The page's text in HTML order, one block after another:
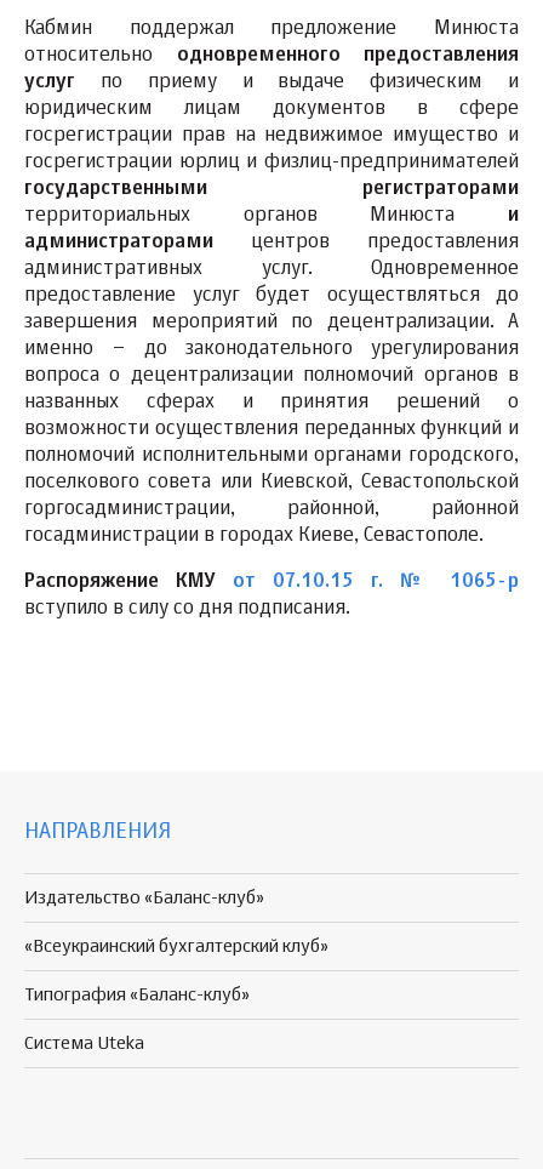
Кабмин поддержал предложение Минюста
относительно одновременного предоставления
услуг по приему и выдаче физическим и
юридическим лицам документов в сфере
госрегистрации прав на недвижимое имущество и
госрегистрации юрлиц и физлиц-предпринимателей
государственными регистраторами
территориальных органов Минюста и
администраторами центров предоставления
административных услуг. Одновременное
предоставление услуг будет осуществляться до
завершения мероприятий по децентрализации. А
именно – до законодательного урегулирования
вопроса о децентрализации полномочий органов в
названных сферах и принятия решений о
возможности осуществления переданных функций и
полномочий исполнительными органами городского,
поселкового совета или Киевской, Севастопольской
горгосадминистрации, районной, районной
госадминистрации в городах Киеве, Севастополе.
Распоряжение КМУ от 07.10.15 г. № 1065-р
вступило в силу со дня подписания.
НАПРАВЛЕНИЯ
Издательство «Баланс-клуб»
«Всеукраинский бухгалтерский клуб»
Типография «Баланс-клуб»
Система Uteka